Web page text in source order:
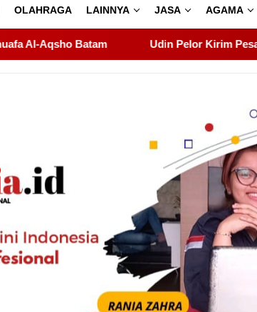
OLAHRAGA LAINNYA JASA AGAMA
Udin Pelor Kirim Pesan Keras soal Solidaritas,